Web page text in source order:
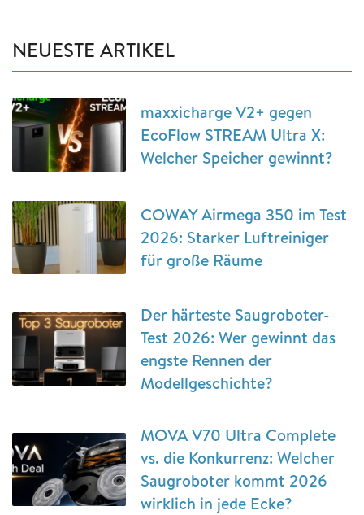
NEUESTE ARTIKEL
maxxicharge V2+ gegen
EcoFlow STREAM Ultra X:
Welcher Speicher gewinnt?
COWAY Airmega 350 im Test
2026: Starker Luftreiniger
für große Räume
Der härteste Saugroboter-
Test 2026: Wer gewinnt das
engste Rennen der
Modellgeschichte?
MOVA V70 Ultra Complete
vs. die Konkurrenz: Welcher
Saugroboter kommt 2026
wirklich in jede Ecke?